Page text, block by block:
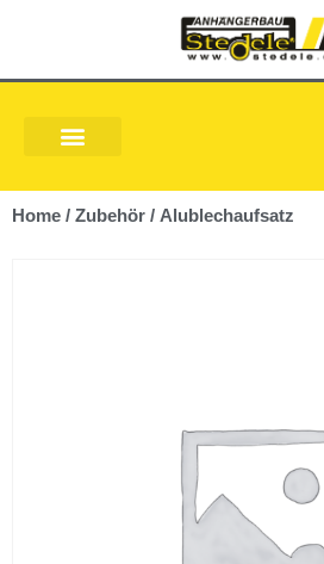
Home / Zubehör / Alublechaufsatz